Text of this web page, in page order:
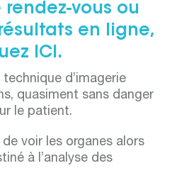
rendez-vous ou
en ligne,
ICI.
d’imagerie
quasiment sans danger
le patient.
voir les organes alors
à l’analyse des